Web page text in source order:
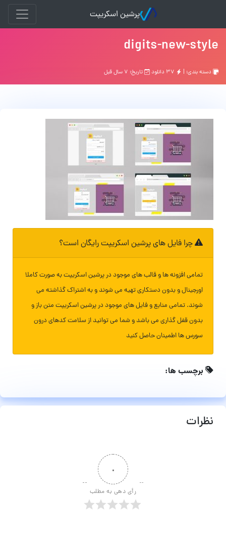
پرشین اسکریپت
digits-new-style
دسته بندی: | تاریخ: ۷ سال قبل
چرا فایل های پرشین اسکریپت رایگان است؟
تمامی افزونه ها و قالب های موجود در پرشین اسکریپت به صورت کاملا
اورجینال و بدون دستکاری تهیه می شوند و به اشتراک گذاشته می
شوند. تمامی منابع و فایل های موجود در پرشین اسکریپت متن باز و
بدون قفل گذاری می باشد و شما می توانید از سلامت کدهای درون
سورس ها اطمینان حاصل کنید
برچسب ها:
نظرات
۰
رأی دهی به مطلب